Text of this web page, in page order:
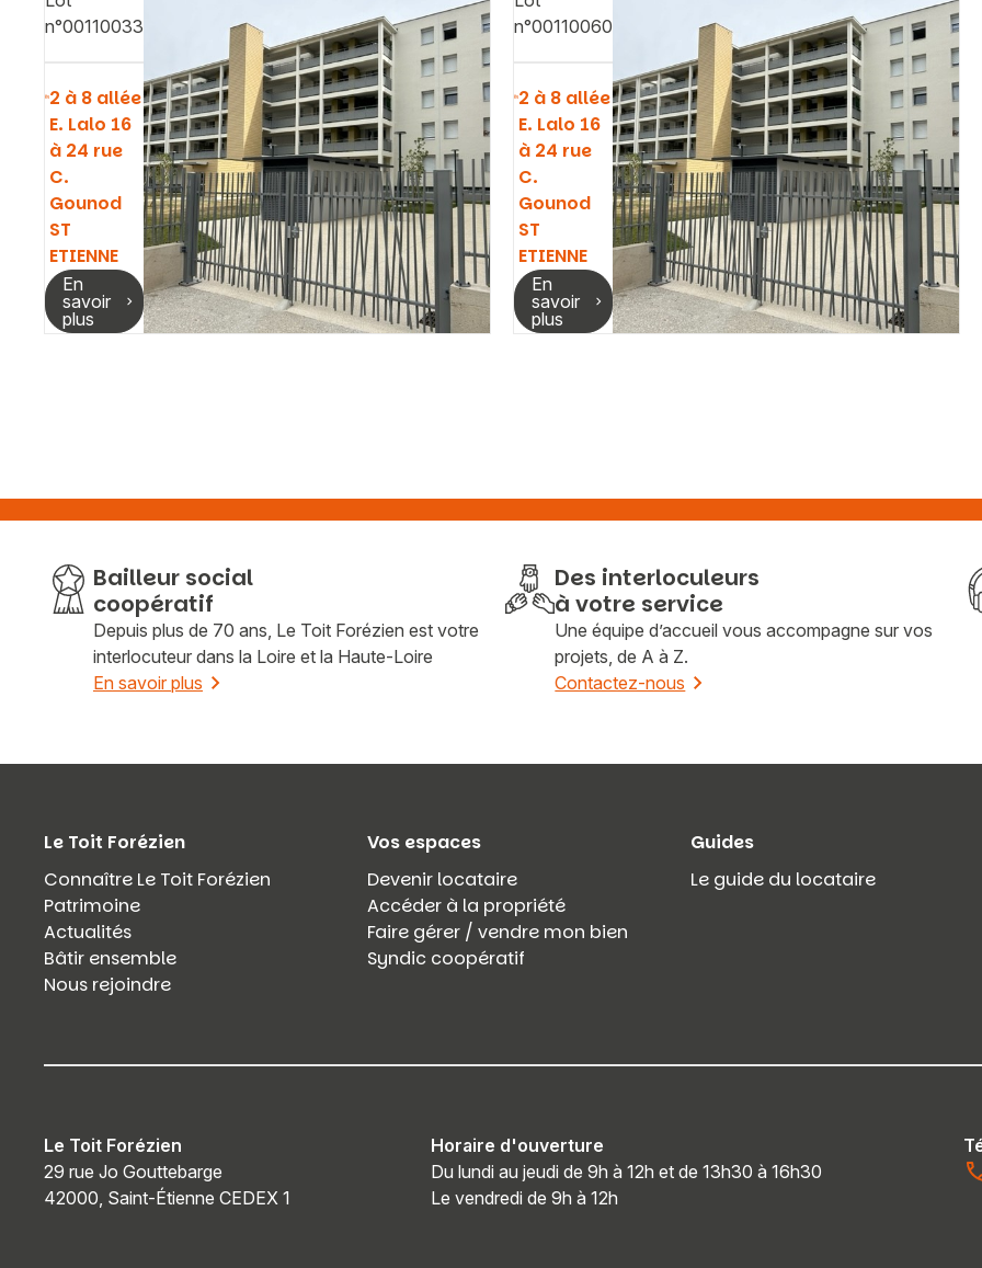
n°00110033
2 à 8 allée
E. Lalo 16
à 24 rue
C.
Gounod
ST
ETIENNE
En
savoir
plus
n°00110060
2 à 8 allée
E. Lalo 16
à 24 rue
C.
Gounod
ST
ETIENNE
En
savoir
plus
Bailleur social
coopératif
Depuis plus de 70 ans, Le Toit Forézien est votre
interlocuteur dans la Loire et la Haute-Loire
En savoir plus
Des interloculeurs
à votre service
Une équipe d’accueil vous accompagne sur vos
projets, de A à Z.
Contactez-nous
Le Toit Forézien
Connaître Le Toit Forézien
Patrimoine
Actualités
Bâtir ensemble
Nous rejoindre
Vos espaces
Devenir locataire
Accéder à la propriété
Faire gérer / vendre mon bien
Syndic coopératif
Guides
Le guide du locataire
Le Toit Forézien
29 rue Jo Gouttebarge
42000, Saint-Étienne CEDEX 1
Horaire d'ouverture
Du lundi au jeudi de 9h à 12h et de 13h30 à 16h30
Le vendredi de 9h à 12h